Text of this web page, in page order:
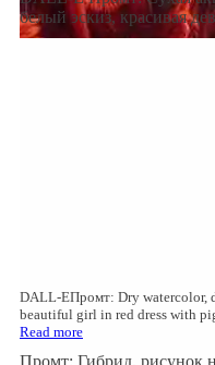
белый эскиз, красивая
DALL-EПромт: Dry watercolor,
beautiful girl in red dress with
Read more
Промт: Гибрид, рисунок